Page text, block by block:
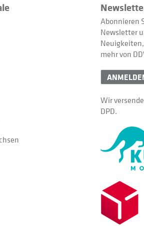
Abonnieren
Newsletter
mehr von
Wir
DPD.